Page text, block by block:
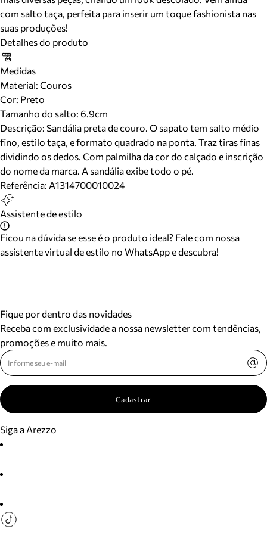
com salto taça, perfeita para inserir um toque fashionista nas
suas produções!
Detalhes do produto
Medidas
Material: Couros
Cor: Preto
Tamanho do salto: 6.9cm
Descrição: Sandália preta de couro. O sapato tem salto médio
fino, estilo taça, e formato quadrado na ponta. Traz tiras finas
dividindo os dedos. Com palmilha da cor do calçado e inscrição
do nome da marca. A sandália exibe todo o pé.
Referência: A1314700010024
Assistente de estilo
Ficou na dúvida se esse é o produto ideal? Fale com nossa
assistente virtual de estilo no WhatsApp e descubra!
Fique por dentro das novidades
Receba com exclusividade a nossa newsletter com tendências,
promoções e muito mais.
Cadastrar
Siga a Arezzo